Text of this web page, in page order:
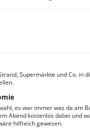
Supermärkte und Co. in
es war immer was da am
Abend kostenlos dabei und
hilfreich gewesen.